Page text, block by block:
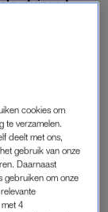
vertelt ze
overgewicht
ik niet altijd
. Een van
middelbare
cookies om
te verzamelen.
deelt met ons,
gebruik van onze
Daarnaast
gebruiken om onze
4